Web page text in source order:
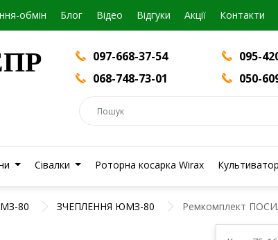
обмін Блог Вiдео Відгуки Акції Контакти
097-668-37-54 095-
068-748-73-01
050-
Сівалки Роторна косарка Wirax
80 ЗЧЕПЛЕННЯ ЮМЗ-80 Ремкомплект